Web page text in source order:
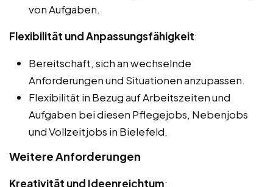
von Aufgaben.
Flexibilität und Anpassungsfähigkeit:
Bereitschaft, sich an wechselnde
Anforderungen und Situationen anzupassen.
Flexibilität in Bezug auf Arbeitszeiten und
Aufgaben bei diesen Pflegejobs, Nebenjobs
und Vollzeitjobs in Bielefeld.
Weitere Anforderungen
Kreativität und Ideenreichtum: